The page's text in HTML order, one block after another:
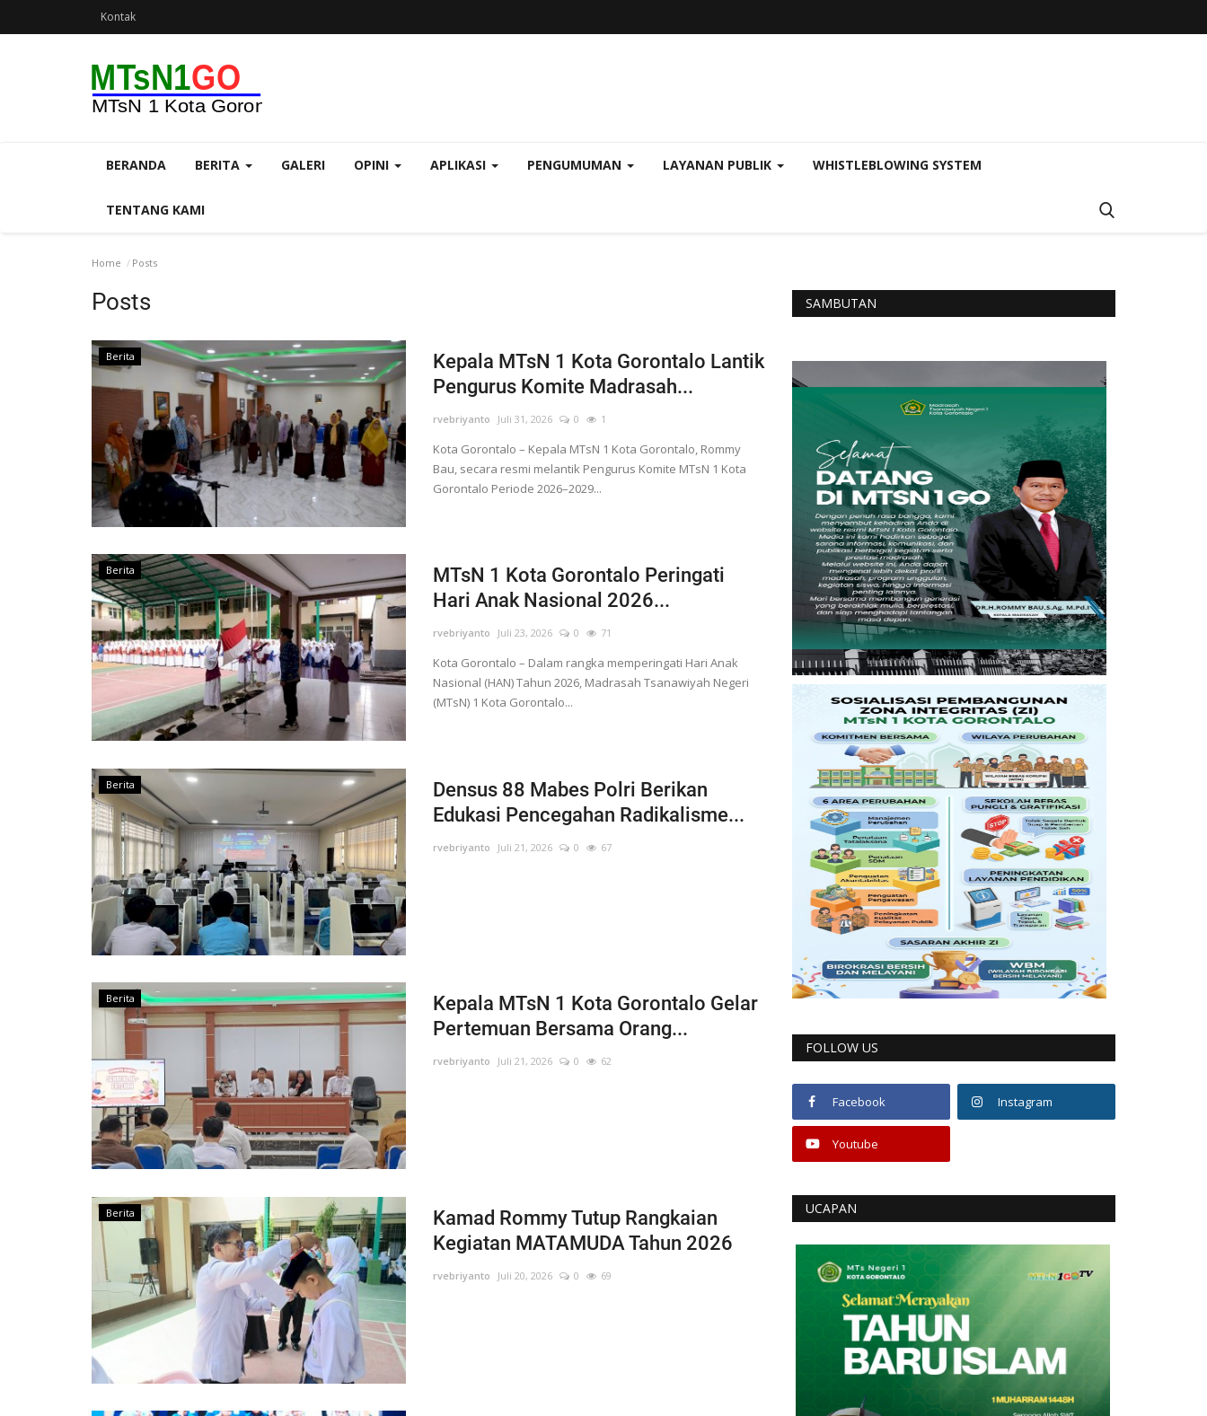
Kontak
BERANDA BERITA GALERI OPINI APLIKASI PENGUMUMAN LAYANAN PUBLIK WHISTLEBLOWING SYSTEM
TENTANG KAMI
Home Posts
Posts
Berita
Kepala MTsN 1 Kota Gorontalo Lantik
Pengurus Komite Madrasah...
rvebriyanto Juli 31, 2026 0 1
Kota Gorontalo – Kepala MTsN 1 Kota Gorontalo, Rommy
Bau, secara resmi melantik Pengurus Komite MTsN 1 Kota
Gorontalo Periode 2026–2029...
Berita
MTsN 1 Kota Gorontalo Peringati
Hari Anak Nasional 2026...
rvebriyanto Juli 23, 2026 0 71
Kota Gorontalo – Dalam rangka memperingati Hari Anak
Nasional (HAN) Tahun 2026, Madrasah Tsanawiyah Negeri
(MTsN) 1 Kota Gorontalo...
Berita
Densus 88 Mabes Polri Berikan
Edukasi Pencegahan Radikalisme...
rvebriyanto Juli 21, 2026 0 67
Berita
Kepala MTsN 1 Kota Gorontalo Gelar
Pertemuan Bersama Orang...
rvebriyanto Juli 21, 2026 0 62
Berita
Kamad Rommy Tutup Rangkaian
Kegiatan MATAMUDA Tahun 2026
rvebriyanto Juli 20, 2026 0 69
SAMBUTAN
FOLLOW US
Facebook Instagram
Youtube
UCAPAN